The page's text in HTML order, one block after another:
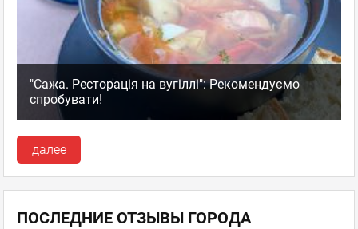
"Сажа. Ресторація на вугіллі": Рекомендуємо
спробувати!
далее
ПОСЛЕДНИЕ ОТЗЫВЫ ГОРОДА